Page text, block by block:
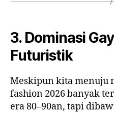
3. Dominasi
Futuristik
Meskipun kita menuju
fashion 2026 banyak
era 80–90an, tapi